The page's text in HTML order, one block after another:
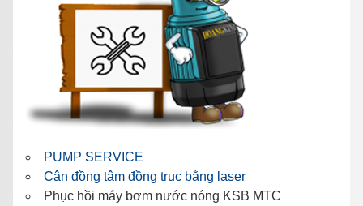
PUMP SERVICE
Cân đồng tâm đồng trục bằng laser
Phục hồi máy bơm nước nóng KSB MTC